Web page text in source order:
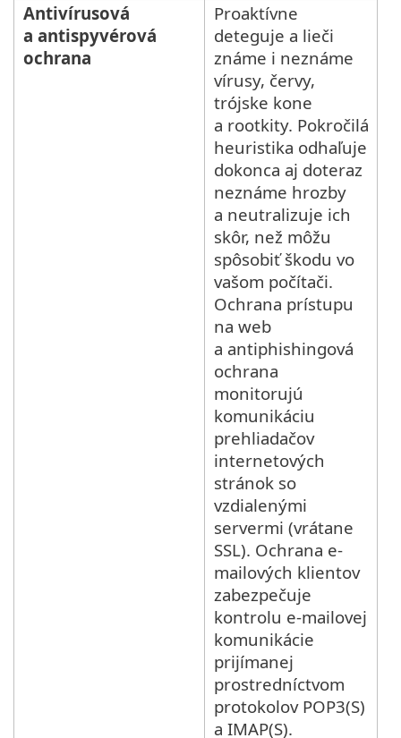
Antivírusová
a antispyvérová
ochrana
Proaktívne
deteguje a lieči
známe i neznáme
vírusy, červy,
trójske kone
a rootkity. Pokročilá
heuristika odhaľuje
dokonca aj doteraz
neznáme hrozby
a neutralizuje ich
skôr, než môžu
spôsobiť škodu vo
vašom počítači.
Ochrana prístupu
na web
a antiphishingová
ochrana
monitorujú
komunikáciu
prehliadačov
internetových
stránok so
vzdialenými
servermi (vrátane
SSL). Ochrana e-
mailových klientov
zabezpečuje
kontrolu e-mailovej
komunikácie
prijímanej
prostredníctvom
protokolov POP3(S)
a IMAP(S).